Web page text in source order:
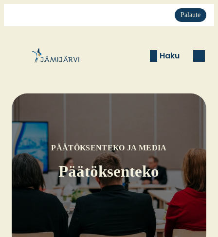
Palaute
Haku
PÄÄTÖKSENTEKO JA MEDIA
Pää­tök­sen­te­ko